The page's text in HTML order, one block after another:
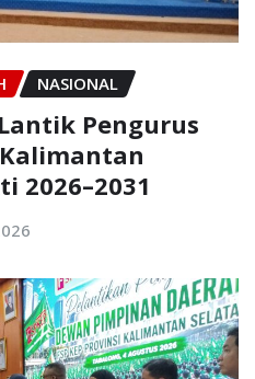
NASIONAL
Lantik Pengurus
Kalimantan
2026–2031